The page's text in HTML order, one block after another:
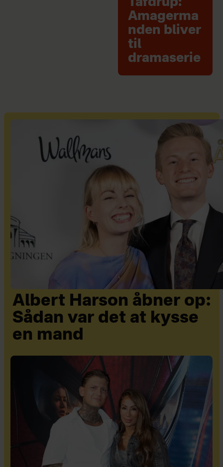
Tafdrup:
Amagerma
nden bliver
til
dramaserie
Albert Harson åbner op:
Sådan var det at kysse
en mand